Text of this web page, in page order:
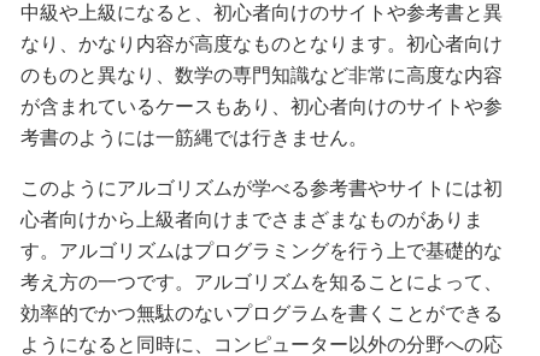
中級や上級になると、初心者向けのサイトや参考書と異
なり、かなり内容が高度なものとなります。初心者向け
のものと異なり、数学の専門知識など非常に高度な内容
が含まれているケースもあり、初心者向けのサイトや参
考書のようには一筋縄では行きません。
このようにアルゴリズムが学べる参考書やサイトには初
心者向けから上級者向けまでさまざまなものがありま
す。アルゴリズムはプログラミングを行う上で基礎的な
考え方の一つです。アルゴリズムを知ることによって、
効率的でかつ無駄のないプログラムを書くことができる
ようになると同時に、コンピューター以外の分野への応